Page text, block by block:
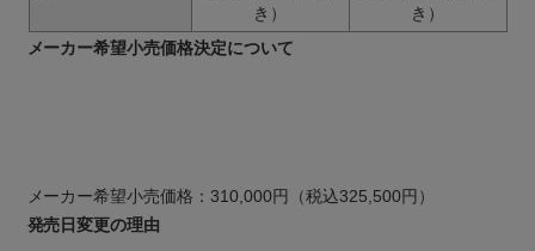
き）
き）
メーカー希望小売価格決定について
メーカー希望小売価格：310,000円（税込325,500円）
発売日変更の理由